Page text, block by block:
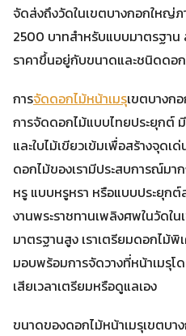
จัดส่งถึงวัดในเขตบางกอกใหญ่ภ
2500 บาทสำหรับแบบมาตรฐา
ราคาขึ้นอยู่กับขนาดและชนิดดอ
การจัดดอกไม้หน้าเมรุเขตบางก
การจัดดอกไม้แบบไทยประยุกต์
และใบไม้เขียวเข้มเพื่อสร้างจุดเ
ดอกไม้ของเรามีประสบการณ์มา
หรู แบบหรูหรา หรือแบบประยุก
งานพระราชทานเพลิงศพในวัดใ
มาตรฐานสูง เราเตรียมดอกไม้
มอบพร้อมการจัดวางที่หน้าเมรุ
เสียเวลาเตรียมหรือดูแลเอง
ขนาดของดอกไม้หน้าเมรุเขตบ